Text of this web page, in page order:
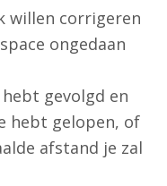
willen corrigeren
ongedaan
gevolgd en
hebt gelopen, of
afstand je zal